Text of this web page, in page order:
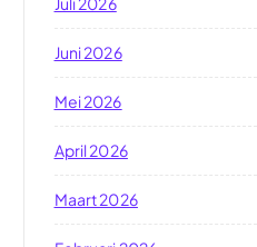
Juni 2026
Mei 2026
April 2026
Maart 2026